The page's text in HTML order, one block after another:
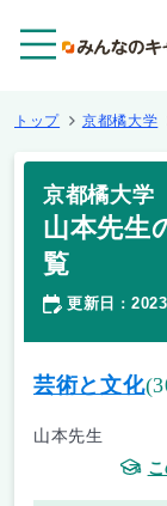
トップ 京都橘大学
京都橘大学
山本先生
覧
更新日 ：
芸術と文化
山本先生